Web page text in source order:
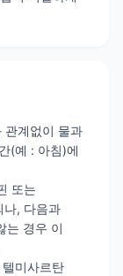
관계없이 물과
(예 : 아침)에
또는
나, 다음과
는 경우 이
미사르탄